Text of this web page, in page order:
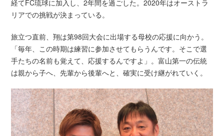
経てFC琉球に加入し、2年間を過ごした。2020年はオーストラ
リアでの挑戦が決まっている。
旅立つ直前、翔は第98回大会に出場する母校の応援に向かう。
「毎年、この時期は練習に参加させてもらうんです。そこで選
手たちの名前も覚えて、応援するんですよ」。富山第一の伝統
は親から子へ、先輩から後輩へと、確実に受け継がれていく。